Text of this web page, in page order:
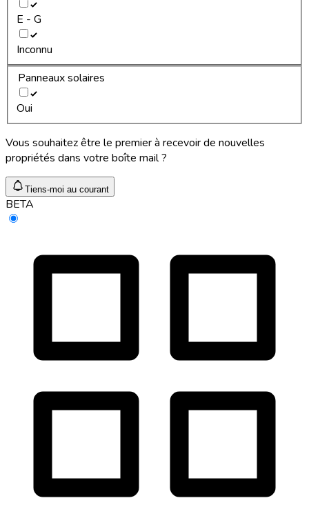
E - G
Inconnu
Panneaux solaires
Oui
Vous souhaitez être le premier à recevoir de nouvelles
propriétés dans votre boîte mail ?
Tiens-moi au courant
BETA